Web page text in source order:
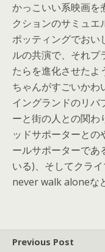
かっこいい系映画を
クションのサミュエ
ポッティングでおい
ルの共演で、それプ
たらを進化させたよ
ちゃんがすごいかわ
イングランドのリバ
ーと街の人との関わ
ッドサポーターと
ールサポーターであ
いる)、そしてクラ
never walk aloneな
Previous Post